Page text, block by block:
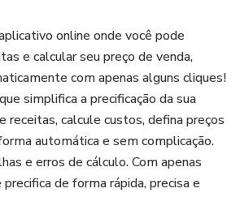
online onde você pode
e calcular seu preço de venda,
com apenas alguns cliques!
simplifica a precificação da sua
receitas, calcule custos, defina preços
automática e sem complicação.
e erros de cálculo. Com apenas
de forma rápida, precisa e